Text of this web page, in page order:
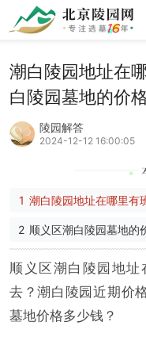
潮白陵园地址在
白陵园墓地的价
陵园解答
2024-12-12 16:00:05
潮白陵园地址在哪里有
顺义区潮白陵园墓地的
顺义区潮白陵园地
去？潮白陵园近期价
墓地价格多少钱？